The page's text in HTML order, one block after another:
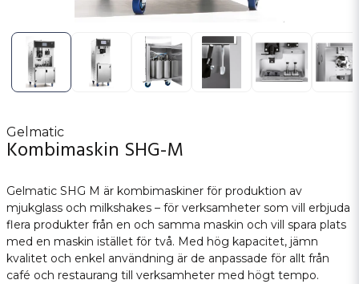
Gelmatic
Kombimaskin SHG-M
Gelmatic SHG M är kombimaskiner för produktion av
mjukglass och milkshakes – för verksamheter som vill erbjuda
flera produkter från en och samma maskin och vill spara plats
med en maskin istället för två. Med hög kapacitet, jämn
kvalitet och enkel användning är de anpassade för allt från
café och restaurang till verksamheter med högt tempo.